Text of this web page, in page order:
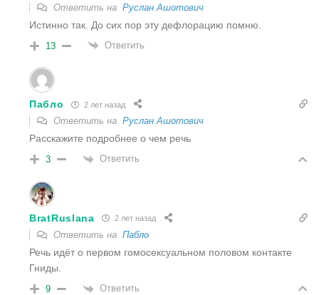
Ответить на Руслан Ашотович
Истинно так. До сих пор эту дефлорацию помню.
13 Ответить
Пабло 2 лет назад
Ответить на Руслан Ашотович
Расскажите подробнее о чем речь
3 Ответить
BratRuslana 2 лет назад
Ответить на Пабло
Речь идёт о первом гомосексуальном половом контакте
Гниды.
9 Ответить